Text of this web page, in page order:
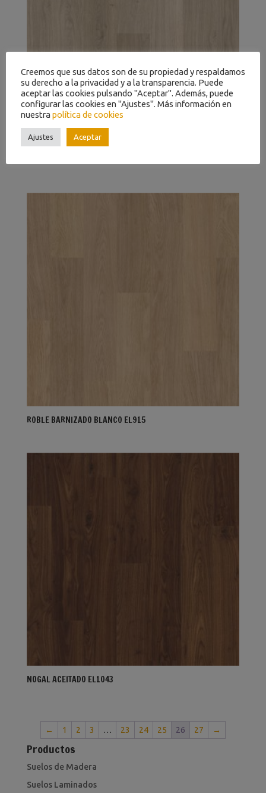
ROBLE BARNIZADO BLANCO EL915
NOGAL ACEITADO EL1043
← 1 2 3 … 23 24 25 26 27 →
Productos
Suelos de Madera
Suelos Laminados
Creemos que sus datos son de su propiedad y respaldamos
su derecho a la privacidad y a la transparencia. Puede
aceptar las cookies pulsando "Aceptar". Además, puede
configurar las cookies en "Ajustes". Más información en
nuestra política de cookies
Ajustes Aceptar